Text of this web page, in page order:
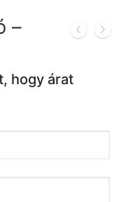
–
hogy árat